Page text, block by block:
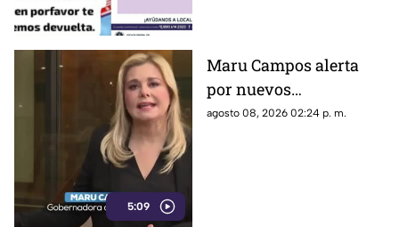
5:09
Maru Campos alerta
por nuevos
lineamientos: “Podrían
agosto 08, 2026 02:24 p. m.